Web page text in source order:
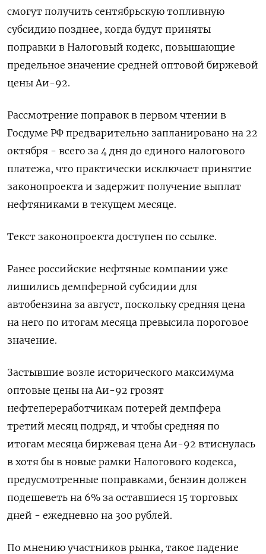
смогут получить сентябрьскую топливную
субсидию позднее, когда будут приняты
поправки в Налоговый кодекс, повышающие
предельное значение средней оптовой биржевой
цены Аи-92.
Рассмотрение поправок в первом чтении в
Госдуме РФ предварительно запланировано на 22
октября - всего за 4 дня до единого налогового
платежа, что практически исключает принятие
законопроекта и задержит получение выплат
нефтяниками в текущем месяце.
Текст законопроекта доступен по ссылке.
Ранее российские нефтяные компании уже
лишились демпферной субсидии для
автобензина за август, поскольку средняя цена
на него по итогам месяца превысила пороговое
значение.
Застывшие возле исторического максимума
оптовые цены на Аи-92 грозят
нефтепереработчикам потерей демпфера
третий месяц подряд, и чтобы средняя по
итогам месяца биржевая цена Аи-92 втиснулась
в хотя бы в новые рамки Налогового кодекса,
предусмотренные поправками, бензин должен
подешеветь на 6% за оставшиеся 15 торговых
дней - ежедневно на 300 рублей.
По мнению участников рынка, такое падение